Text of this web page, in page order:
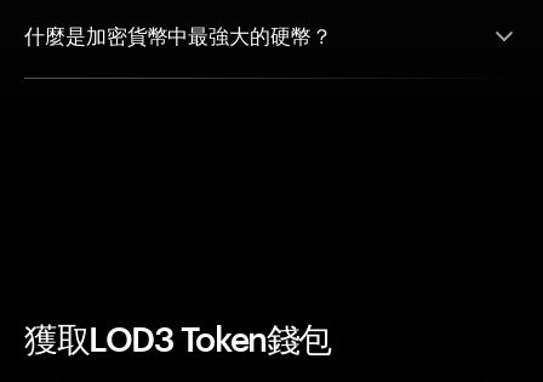
什麼是加密貨幣中最強大的硬幣？
獲取LOD3 Token錢包